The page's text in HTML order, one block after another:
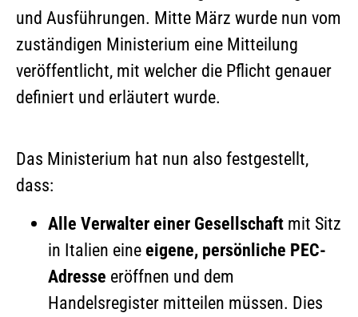
und Ausführungen. Mitte März wurde nun vom
zuständigen Ministerium eine Mitteilung
veröffentlicht, mit welcher die Pflicht genauer
definiert und erläutert wurde.
Das Ministerium hat nun also festgestellt,
dass:
Alle Verwalter einer Gesellschaft mit Sitz
in Italien eineeigene, persönliche PEC-
Adresse eröffnen und dem
Handelsregister mitteilen müssen. Dies